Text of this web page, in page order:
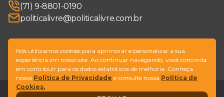
(71) 9-8801-0190
politicalivre@politicalivre.com.br
SIGA-NOS
LegalFale conosco
Nós utilizamos cookies para aprimorar e personalizar a sua
experiência em nosso site. Ao continuar navegando, você concorda
em contribuir para os dados estatísticos de melhoria. Conheça
nossa Política de Privacidade e consulte nossa Política de
Cookies.